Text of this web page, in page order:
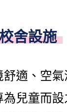
舍設施
適、空
兒童而